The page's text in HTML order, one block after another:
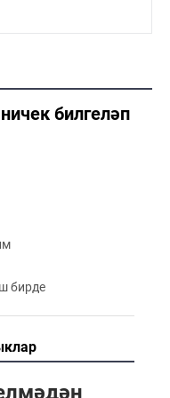
билгеләп
бирде